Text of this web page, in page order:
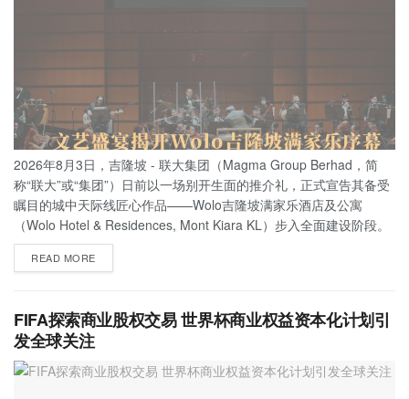
2026年8月3日，吉隆坡 - 联大集团（Magma Group Berhad，简
称“联大”或“集团”）日前以一场别开生面的推介礼，正式宣告其备受
瞩目的城中天际线匠心作品——Wolo吉隆坡满家乐酒店及公寓
（Wolo Hotel & Residences, Mont Kiara KL）步入全面建设阶段。
READ MORE
FIFA探索商业股权交易 世界杯商业权益资本化计划引
发全球关注